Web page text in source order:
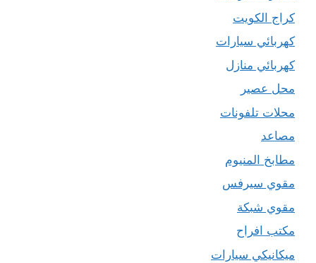
كراج الكويت
كهربائي سيارات
كهربائي منازل
محل عصير
محلات تلفونات
مصاعد
مطابخ المنيوم
مقوي سيرفس
مقوي شبكة
مكتب افراح
ميكانيكي سيارات